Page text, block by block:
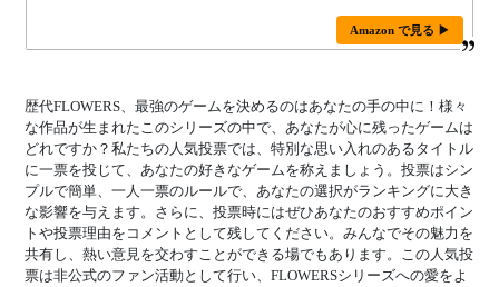
Amazon で見る ▶
歴代FLOWERS、最強のゲームを決めるのはあなたの手の中に！様々
な作品が生まれたこのシリーズの中で、あなたが心に残ったゲームは
どれですか？私たちの人気投票では、特別な思い入れのあるタイトル
に一票を投じて、あなたの好きなゲームを称えましょう。投票はシン
プルで簡単、一人一票のルールで、あなたの選択がランキングに大き
な影響を与えます。さらに、投票時にはぜひあなたのおすすめポイン
トや投票理由をコメントとして残してください。みんなでその魅力を
共有し、熱い意見を交わすことができる場でもあります。この人気投
票は非公式のファン活動として行い、FLOWERSシリーズへの愛をよ